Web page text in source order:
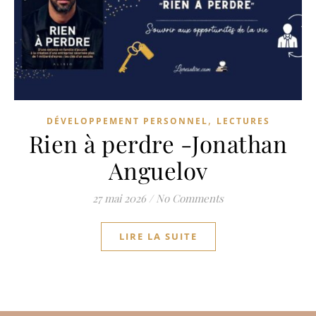
DÉVELOPPEMENT PERSONNEL, LECTURES
Rien à perdre -Jonathan
Anguelov
27 mai 2026 / No Comments
LIRE LA SUITE